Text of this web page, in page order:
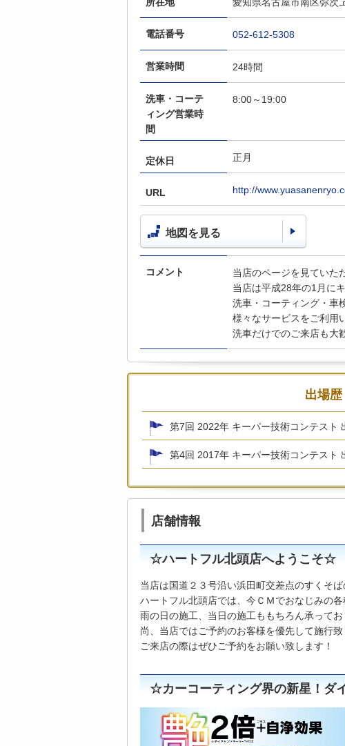
電話番号 052-612-5308
営業時間 24時間
洗車・コーテ
ィング営業時
間
8:00～19:00
定休日 正月
URL http://
地図を見る
コメント
当店のページを見ていた
当店は平成28年の1月に
洗車・コーティング・車
様々なサービスをご利用
洗車だけでのご来店も大
出場
第7回 2022年 キーパー技術コンテスト
第4回 2017年 キーパー技術コンテスト
店舗情報
☆ハートフル北頭店へようこそ☆
当店は国道２３号沿い浜田町交差点のすくそば
ハートフル北頭店では、今ＣＭでおなじみの
雨の日の施工、当日の施工ももちろん承って
尚、当店ではご予約のお客様を優先して施行致
ご来店の際はぜひご予約をお願い致します！
☆カーコーティング界の新星！